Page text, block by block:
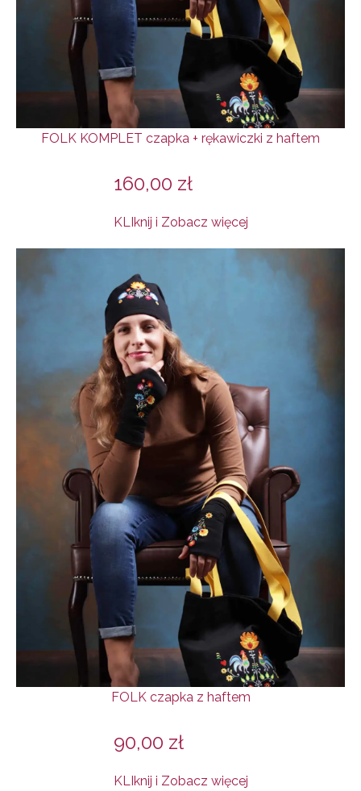
FOLK KOMPLET czapka + rękawiczki z haftem
160,00 zł
KLIknij i Zobacz więcej
FOLK czapka z haftem
90,00 zł
KLIknij i Zobacz więcej